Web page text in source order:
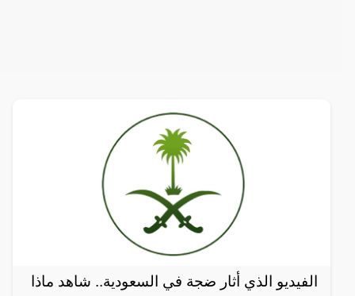
الفيديو الذي أثار ضجة في السعودية.. شاهد ماذا